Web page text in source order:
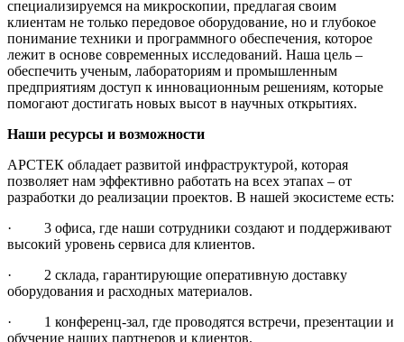
специализируемся на микроскопии, предлагая своим
клиентам не только передовое оборудование, но и глубокое
понимание техники и программного обеспечения, которое
лежит в основе современных исследований. Наша цель –
обеспечить ученым, лабораториям и промышленным
предприятиям доступ к инновационным решениям, которые
помогают достигать новых высот в научных открытиях.
Наши ресурсы и возможности
АРСТЕК обладает развитой инфраструктурой, которая
позволяет нам эффективно работать на всех этапах – от
разработки до реализации проектов. В нашей экосистеме есть:
· 3 офиса, где наши сотрудники создают и поддерживают
высокий уровень сервиса для клиентов.
· 2 склада, гарантирующие оперативную доставку
оборудования и расходных материалов.
· 1 конференц-зал, где проводятся встречи, презентации и
обучение наших партнеров и клиентов.